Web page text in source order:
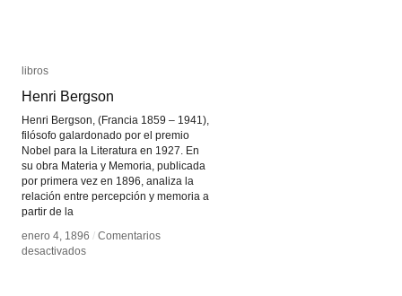
libros
Henri Bergson
Henri Bergson, (Francia 1859 – 1941),
filósofo galardonado por el premio
Nobel para la Literatura en 1927. En
su obra Materia y Memoria, publicada
por primera vez en 1896, analiza la
relación entre percepción y memoria a
partir de la
enero 4, 1896 / Comentarios
desactivadosen
libros
Henri Bergson
enero 4, 1896 / Comentarios
desactivadosen